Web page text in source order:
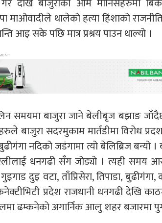
थालेको हत्या हिंशाको
आइ सके पछि मात्र प्रश्रय पाउन थाल्यो ।
समयमा बाजुरा जाने बेलीबृज बझाङ
बाजुरा सदरमुकाम मार्तडीमा विरोध
नदिको जडंगामा त्यो बेलिब्रिज बन्यो ।
धनगढी सँग जोड्यो । त्यही समय
दुइ वटा, ताँप्रिसेरा, तिपाडा, बुढीगंगा,
प्रदेश राजधानी धनगढी देखि
ढम्कनेको अगार्निक आलु शहर बजारमा